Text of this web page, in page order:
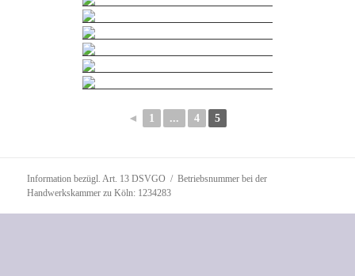
◄ 1 ... 4 5
Information bezügl. Art. 13 DSVGO
Betriebsnummer bei der
Handwerkskammer zu Köln: 1234283